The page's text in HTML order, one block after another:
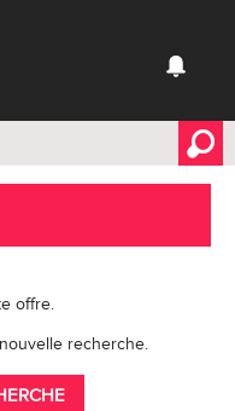
offre.
recherche.